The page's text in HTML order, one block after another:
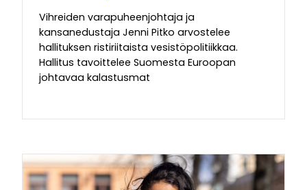
Vihreiden varapuheenjohtaja ja
kansanedustaja Jenni Pitko arvostelee
hallituksen ristiriitaista vesistöpolitiikkaa.
Hallitus tavoittelee Suomesta Euroopan
johtavaa kalastusmat